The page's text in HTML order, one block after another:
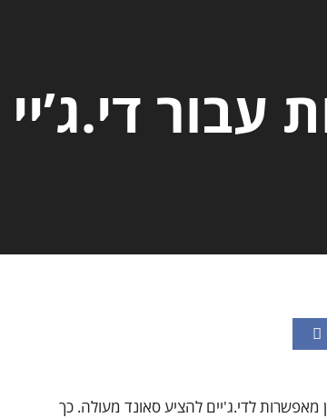
די.ג’יי
מאפשרות לדי.ג'יים להציע סאונד מעולה. כך